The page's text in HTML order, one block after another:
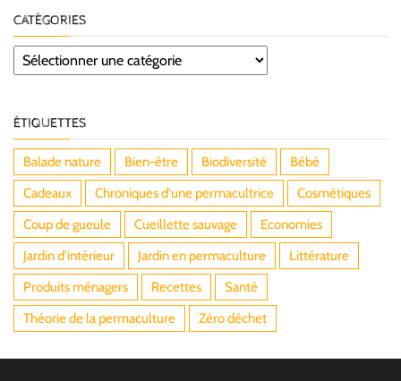
CATÉGORIES
Catégories
ÉTIQUETTES
Balade nature Bien-être Biodiversité
Bébé
Cadeaux
Chroniques d'une permacultrice
Cosmétiques
Coup de gueule
Cueillette sauvage
Economies
Jardin d'intérieur
Jardin en permaculture
Littérature
Produits ménagers
Recettes
Santé
Théorie de la permaculture
Zéro déchet